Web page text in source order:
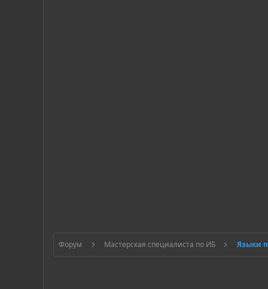
Форум Мастерская специалиста по ИБ Языки